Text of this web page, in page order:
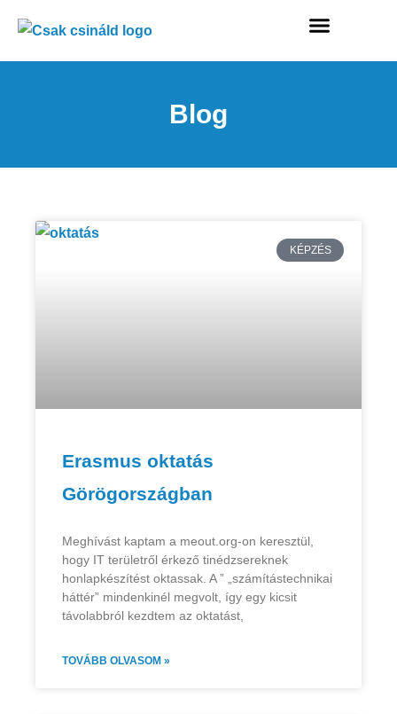
Blog
KÉPZÉS
Erasmus oktatás
Görögországban
Meghívást kaptam a meout.org-on keresztül,
hogy IT területről érkező tinédzsereknek
honlapkészítést oktassak. A ” „számítástechnikai
háttér” mindenkinél megvolt, így egy kicsit
távolabbról kezdtem az oktatást,
TOVÁBB OLVASOM »